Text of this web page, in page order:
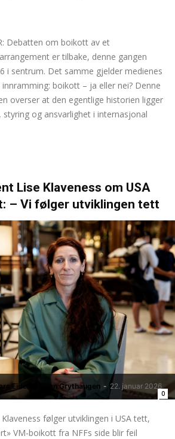
Debatten om boikott av et
er tilbake, denne gangen
i sentrum. Det samme gjelder medienes
boikott – ja eller nei? Denne
overser at den egentlige historien ligger
og ansvarlighet i internasjonal
Lise Klaveness om USA
– Vi følger utviklingen tett
Eide og Stian Grythaugen - 22. januar 2026
0
følger utviklingen i USA tett,
VM-boikott fra NFFs side blir feil